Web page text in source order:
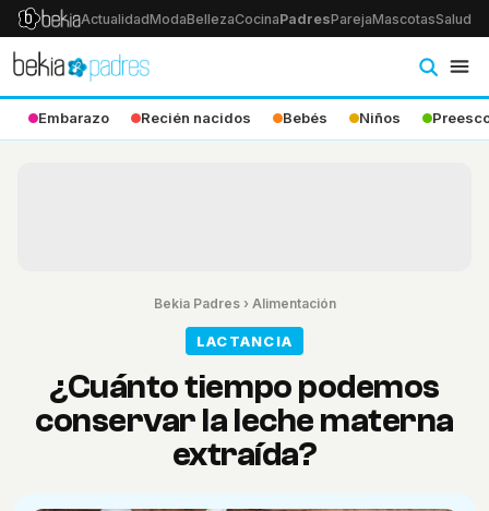
ActualidadModaBellezaCocinaPadresParejaMascotasSalud
Embarazo Recién nacidos Bebés Niños
Bekia Padres› Alimentación
LACTANCIA
¿Cuánto tiempo podemos
conservar la leche materna
extraída?